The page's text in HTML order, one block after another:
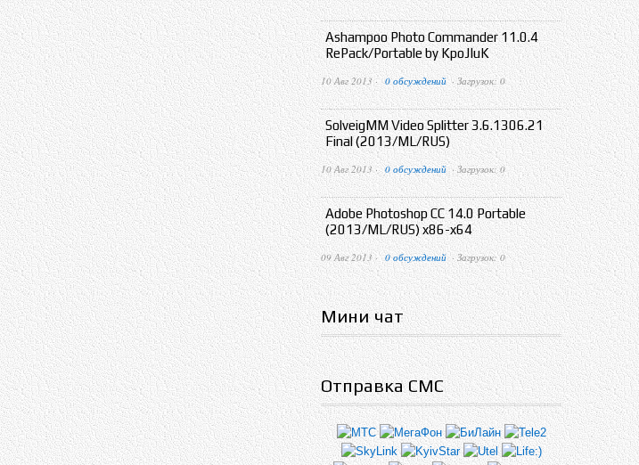
Ashampoo Photo Commander 11.0.4
RePack/Portable by KpoJIuK
10 Авг 2013 · 0 обсуждений · Загрузок: 0
SolveigMM Video Splitter 3.6.1306.21
Final (2013/ML/RUS)
10 Авг 2013 · 0 обсуждений · Загрузок: 0
Adobe Photoshop CC 14.0 Portable
(2013/ML/RUS) x86-x64
09 Авг 2013 · 0 обсуждений · Загрузок: 0
Мини чат
Отправка СМС